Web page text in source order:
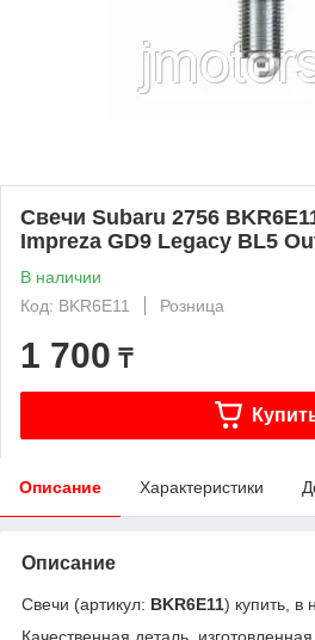
Свечи Subaru 2756
Impreza GD9 Legacy BL5
В наличии
Код: BKR6E11
Розница
1 700 ₸
Описание Характеристики
Описание
Свечи (артикул: BKR6E11) купить, в
Качественная деталь,